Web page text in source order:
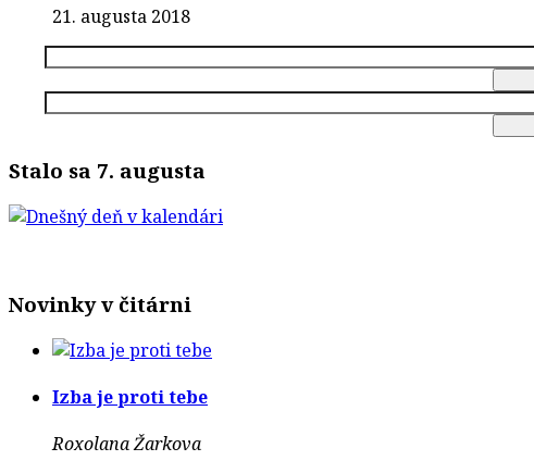
21. augusta 2018
Stalo sa 7. augusta
Novinky v čitárni
Izba je proti tebe
Roxolana Žarkova